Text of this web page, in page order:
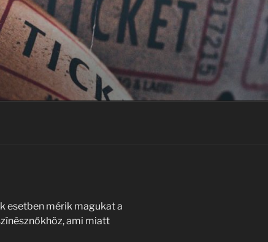
esetben mérik magukat a
ami miatt